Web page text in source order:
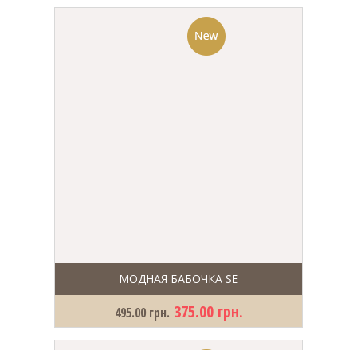
МОДНАЯ БАБОЧКА SE
495.00 грн. 375.00 грн.